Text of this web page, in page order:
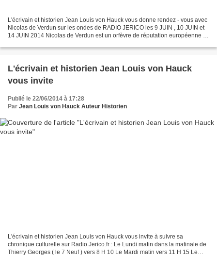
L'écrivain et historien Jean Louis von Hauck vous donne rendez - vous avec
Nicolas de Verdun sur les ondes de RADIO JERICO les 9 JUIN , 10 JUIN et
14 JUIN 2014 Nicolas de Verdun est un orfèvre de réputation européenne ,
L'écrivain et historien Jean Louis von Hauck
vous invite
Publié le 22/06/2014 à 17:28
Par Jean Louis von Hauck Auteur Historien
L'écrivain et historien Jean Louis von Hauck vous invite à suivre sa
chronique culturelle sur Radio Jerico.fr : Le Lundi matin dans la matinale de
Thierry Georges ( le 7 Neuf ) vers 8 H 10 Le Mardi matin vers 11 H 15 Le